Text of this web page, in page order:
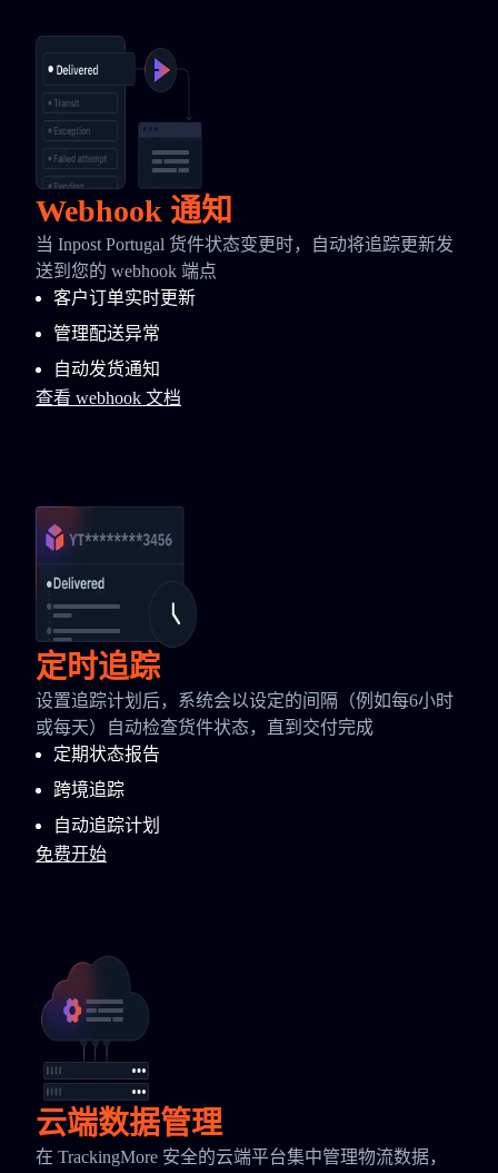
Webhook 通知
当 Inpost Portugal 货件状态变更时，自动将追踪更新发
送到您的 webhook 端点
客户订单实时更新
管理配送异常
自动发货通知
查看 webhook 文档
定时追踪
设置追踪计划后，系统会以设定的间隔（例如每6小时
或每天）自动检查货件状态，直到交付完成
定期状态报告
跨境追踪
自动追踪计划
免费开始
云端数据管理
在 TrackingMore 安全的云端平台集中管理物流数据，